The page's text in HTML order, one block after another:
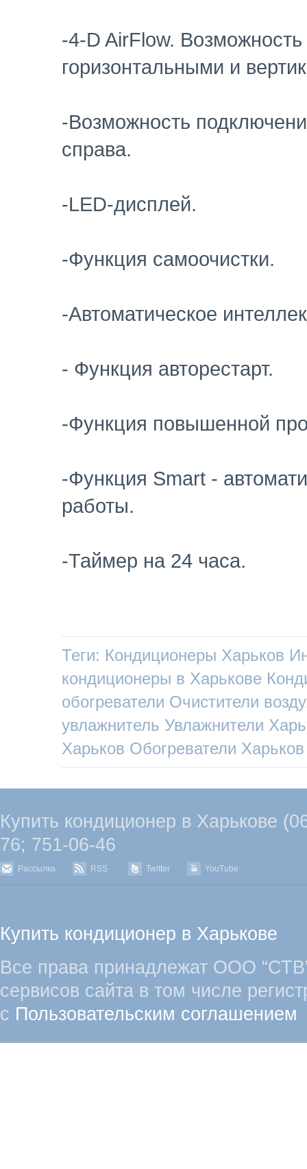
-4-D AirFlow.
горизонтальными и
-Возможность
справа.
-LED-дисплей.
-Функция самоочистки.
-Автоматическое
- Функция авторестарт.
-Функция повышенной
-Функция Smart -
работы.
-Таймер на 24 часа.
Теги: Кондиционеры Харьков
кондиционеры в Харькове
обогреватели Очистители
увлажнитель Увлажнители
Харьков Обогреватели Харьков
Купить кондиционер в Харькове
76; 751-06-46
Рассылка RSS Twitter YouTube
Купить кондиционер в Харькове
Все права принадлежат ООО
сервисов сайта в том числе
с Пользовательским соглашением